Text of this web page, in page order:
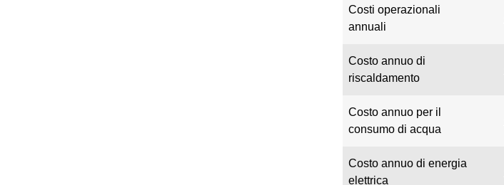
Costi operazionali
annuali
Costo annuo di
riscaldamento
Costo annuo per il
consumo di acqua
Costo annuo di energia
elettrica